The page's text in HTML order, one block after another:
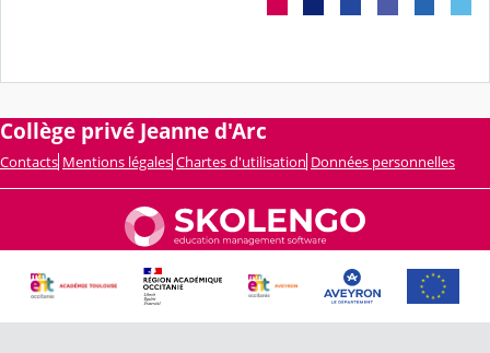
Collège privé Jeanne d'Arc
Contacts Mentions légales Chartes d'utilisation Données personnelles